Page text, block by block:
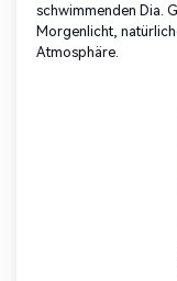
schwimmenden Dia.
Morgenlicht,
Atmosphäre.